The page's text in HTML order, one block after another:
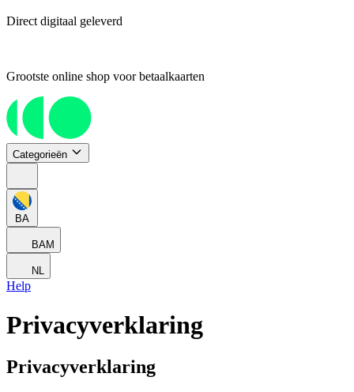
Direct digitaal geleverd
Grootste online shop voor betaalkaarten
Categorieën
BA
BAM
NL
Help
Privacyverklaring
Privacyverklaring